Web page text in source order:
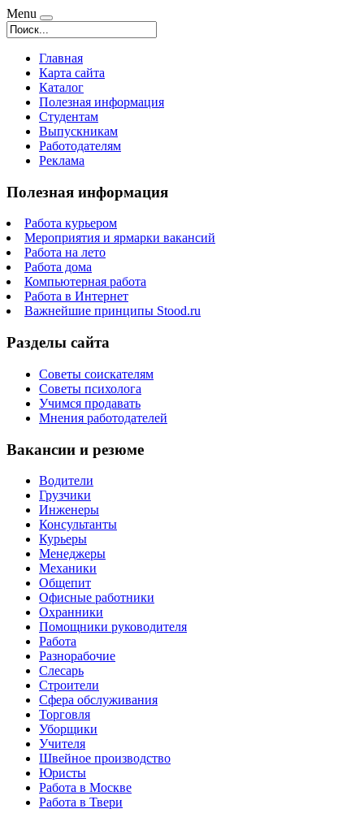
Menu
Главная
Карта сайта
Каталог
Полезная информация
Студентам
Выпускникам
Работодателям
Реклама
Полезная информация
Работа курьером
Мероприятия и ярмарки вакансий
Работа на лето
Работа дома
Компьютерная работа
Работа в Интернет
Важнейшие принципы Stood.ru
Разделы сайта
Советы соискателям
Советы психолога
Учимся продавать
Мнения работодателей
Вакансии и резюме
Водители
Грузчики
Инженеры
Консультанты
Курьеры
Менеджеры
Механики
Общепит
Офисные работники
Охранники
Помощники руководителя
Работа
Разнорабочие
Слесарь
Строители
Сфера обслуживания
Торговля
Уборщики
Учителя
Швейное производство
Юристы
Работа в Москве
Работа в Твери